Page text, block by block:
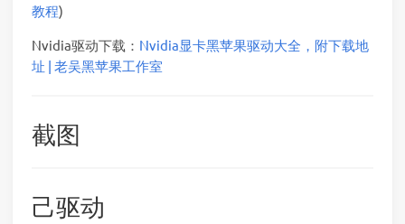
教程)
Nvidia驱动下载： Nvidia显卡黑苹果驱动大全，附下载地
址 | 老吴黑苹果工作室
截图
己驱动